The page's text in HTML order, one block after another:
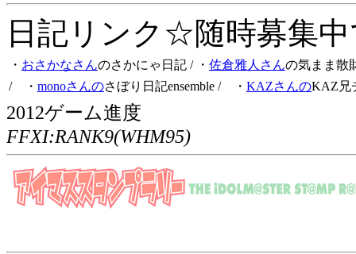
日記リンク☆随時募集
・ おさかなさんのさかにゃ日記 / ・ 佐倉雅人さんの気まま散
/ ・ monoさんのさぼり日記ensemble / ・ KAZさんのKAZ兄
2012ゲーム進度
FFXI:RANK9(WHM95)